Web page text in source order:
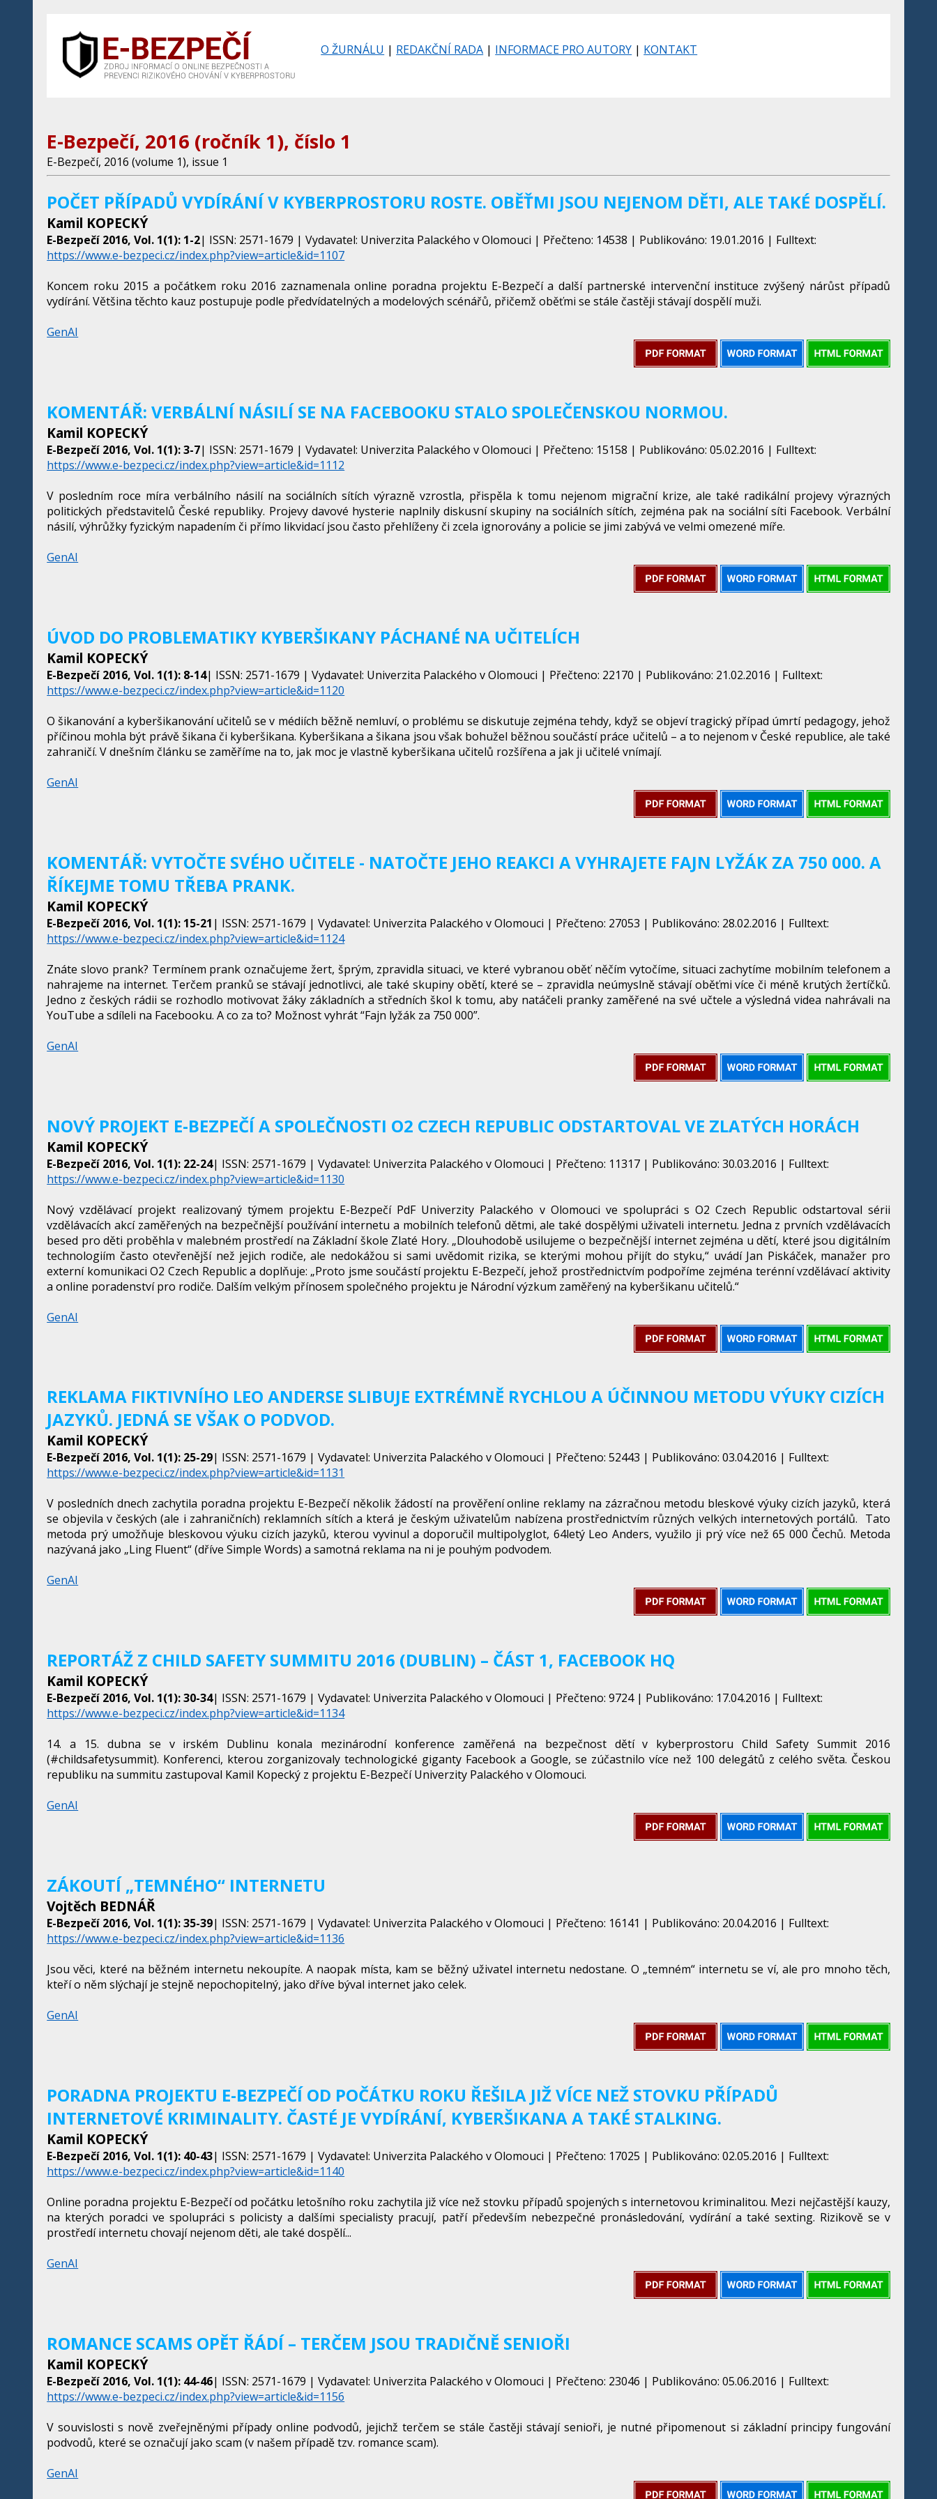
O ŽURNÁLU | REDAKČNÍ RADA | INFORMACE PRO AUTORY | KONTAKT
E-Bezpečí, 2016 (ročník 1), číslo 1
E-Bezpečí, 2016 (volume 1), issue 1
POČET PŘÍPADŮ VYDÍRÁNÍ V KYBERPROSTORU ROSTE. OBĚŤMI JSOU NEJENOM DĚTI, ALE TAKÉ DOSPĚLÍ.
Kamil KOPECKÝ
E-Bezpečí 2016, Vol. 1(1): 1-2| ISSN: 2571-1679 | Vydavatel: Univerzita Palackého v Olomouci | Přečteno: 14538 | Publikováno: 19.01.2016 | Fulltext:
https://www.e-bezpeci.cz/index.php?view=article&id=1107
Koncem roku 2015 a počátkem roku 2016 zaznamenala online poradna projektu E-Bezpečí a další partnerské intervenční instituce zvýšený nárůst případů
vydírání. Většina těchto kauz postupuje podle předvídatelných a modelových scénářů, přičemž oběťmi se stále častěji stávají dospělí muži.
GenAI
KOMENTÁŘ: VERBÁLNÍ NÁSILÍ SE NA FACEBOOKU STALO SPOLEČENSKOU NORMOU.
Kamil KOPECKÝ
E-Bezpečí 2016, Vol. 1(1): 3-7| ISSN: 2571-1679 | Vydavatel: Univerzita Palackého v Olomouci | Přečteno: 15158 | Publikováno: 05.02.2016 | Fulltext:
https://www.e-bezpeci.cz/index.php?view=article&id=1112
V posledním roce míra verbálního násilí na sociálních sítích výrazně vzrostla, přispěla k tomu nejenom migrační krize, ale také radikální projevy výrazných
politických představitelů České republiky. Projevy davové hysterie naplnily diskusní skupiny na sociálních sítích, zejména pak na sociální síti Facebook. Verbální
násilí, výhrůžky fyzickým napadením či přímo likvidací jsou často přehlíženy či zcela ignorovány a policie se jimi zabývá ve velmi omezené míře.
GenAI
ÚVOD DO PROBLEMATIKY KYBERŠIKANY PÁCHANÉ NA UČITELÍCH
Kamil KOPECKÝ
E-Bezpečí 2016, Vol. 1(1): 8-14| ISSN: 2571-1679 | Vydavatel: Univerzita Palackého v Olomouci | Přečteno: 22170 | Publikováno: 21.02.2016 | Fulltext:
https://www.e-bezpeci.cz/index.php?view=article&id=1120
O šikanování a kyberšikanování učitelů se v médiích běžně nemluví, o problému se diskutuje zejména tehdy, když se objeví tragický případ úmrtí pedagogy, jehož
příčinou mohla být právě šikana či kyberšikana. Kyberšikana a šikana jsou však bohužel běžnou součástí práce učitelů – a to nejenom v České republice, ale také
zahraničí. V dnešním článku se zaměříme na to, jak moc je vlastně kyberšikana učitelů rozšířena a jak ji učitelé vnímají.
GenAI
KOMENTÁŘ: VYTOČTE SVÉHO UČITELE - NATOČTE JEHO REAKCI A VYHRAJETE FAJN LYŽÁK ZA 750 000. A
ŘÍKEJME TOMU TŘEBA PRANK.
Kamil KOPECKÝ
E-Bezpečí 2016, Vol. 1(1): 15-21 | ISSN: 2571-1679 | Vydavatel: Univerzita Palackého v Olomouci | Přečteno: 27053 | Publikováno: 28.02.2016 | Fulltext:
https://www.e-bezpeci.cz/index.php?view=article&id=1124
Znáte slovo prank? Termínem prank označujeme žert, šprým, zpravidla situaci, ve které vybranou oběť něčím vytočíme, situaci zachytíme mobilním telefonem a
nahrajeme na internet. Terčem pranků se stávají jednotlivci, ale také skupiny obětí, které se – zpravidla neúmyslně stávají oběťmi více či méně krutých žertíčků.
Jedno z českých rádii se rozhodlo motivovat žáky základních a středních škol k tomu, aby natáčeli pranky zaměřené na své učtele a výsledná videa nahrávali na
YouTube a sdíleli na Facebooku. A co za to? Možnost vyhrát “Fajn lyžák za 750 000”.
GenAI
NOVÝ PROJEKT E-BEZPEČÍ A SPOLEČNOSTI O2 CZECH REPUBLIC ODSTARTOVAL VE ZLATÝCH HORÁCH
Kamil KOPECKÝ
E-Bezpečí 2016, Vol. 1(1): 22-24| ISSN: 2571-1679 | Vydavatel: Univerzita Palackého v Olomouci | Přečteno: 11317 | Publikováno: 30.03.2016 | Fulltext:
https://www.e-bezpeci.cz/index.php?view=article&id=1130
Nový vzdělávací projekt realizovaný týmem projektu E-Bezpečí PdF Univerzity Palackého v Olomouci ve spolupráci s O2 Czech Republic odstartoval sérii
vzdělávacích akcí zaměřených na bezpečnější používání internetu a mobilních telefonů dětmi, ale také dospělými uživateli internetu. Jedna z prvních vzdělávacích
besed pro děti proběhla v malebném prostředí na Základní škole Zlaté Hory. „Dlouhodobě usilujeme o bezpečnější internet zejména u dětí, které jsou digitálním
technologiím často otevřenější než jejich rodiče, ale nedokážou si sami uvědomit rizika, se kterými mohou přijít do styku,“ uvádí Jan Piskáček, manažer pro
externí komunikaci O2 Czech Republic a doplňuje: „Proto jsme součástí projektu E-Bezpečí, jehož prostřednictvím podpoříme zejména terénní vzdělávací aktivity
a online poradenství pro rodiče. Dalším velkým přínosem společného projektu je Národní výzkum zaměřený na kyberšikanu učitelů.“
GenAI
REKLAMA FIKTIVNÍHO LEO ANDERSE SLIBUJE EXTRÉMNĚ RYCHLOU A ÚČINNOU METODU VÝUKY CIZÍCH
JAZYKŮ. JEDNÁ SE VŠAK O PODVOD.
Kamil KOPECKÝ
E-Bezpečí 2016, Vol. 1(1): 25-29| ISSN: 2571-1679 | Vydavatel: Univerzita Palackého v Olomouci | Přečteno: 52443 | Publikováno: 03.04.2016 | Fulltext:
https://www.e-bezpeci.cz/index.php?view=article&id=1131
V posledních dnech zachytila poradna projektu E-Bezpečí několik žádostí na prověření online reklamy na zázračnou metodu bleskové výuky cizích jazyků, která
se objevila v českých (ale i zahraničních) reklamních sítích a která je českým uživatelům nabízena prostřednictvím různých velkých internetových portálů. Tato
metoda prý umožňuje bleskovou výuku cizích jazyků, kterou vyvinul a doporučil multipolyglot, 64letý Leo Anders, využilo ji prý více než 65 000 Čechů. Metoda
nazývaná jako „Ling Fluent“ (dříve Simple Words) a samotná reklama na ni je pouhým podvodem.
GenAI
REPORTÁŽ Z CHILD SAFETY SUMMITU 2016 (DUBLIN) – ČÁST 1, FACEBOOK HQ
Kamil KOPECKÝ
E-Bezpečí 2016, Vol. 1(1): 30-34| ISSN: 2571-1679 | Vydavatel: Univerzita Palackého v Olomouci | Přečteno: 9724 | Publikováno: 17.04.2016 | Fulltext:
https://www.e-bezpeci.cz/index.php?view=article&id=1134
14. a 15. dubna se v irském Dublinu konala mezinárodní konference zaměřená na bezpečnost dětí v kyberprostoru Child Safety Summit 2016
(#childsafetysummit). Konferenci, kterou zorganizovaly technologické giganty Facebook a Google, se zúčastnilo více než 100 delegátů z celého světa. Českou
republiku na summitu zastupoval Kamil Kopecký z projektu E-Bezpečí Univerzity Palackého v Olomouci.
GenAI
ZÁKOUTÍ „TEMNÉHO“ INTERNETU
Vojtěch BEDNÁŘ
E-Bezpečí 2016, Vol. 1(1): 35-39| ISSN: 2571-1679 | Vydavatel: Univerzita Palackého v Olomouci | Přečteno: 16141 | Publikováno: 20.04.2016 | Fulltext:
https://www.e-bezpeci.cz/index.php?view=article&id=1136
Jsou věci, které na běžném internetu nekoupíte. A naopak místa, kam se běžný uživatel internetu nedostane. O „temném“ internetu se ví, ale pro mnoho těch,
kteří o něm slýchají je stejně nepochopitelný, jako dříve býval internet jako celek.
GenAI
PORADNA PROJEKTU E-BEZPEČÍ OD POČÁTKU ROKU ŘEŠILA JIŽ VÍCE NEŽ STOVKU PŘÍPADŮ
INTERNETOVÉ KRIMINALITY. ČASTÉ JE VYDÍRÁNÍ, KYBERŠIKANA A TAKÉ STALKING.
Kamil KOPECKÝ
E-Bezpečí 2016, Vol. 1(1): 40-43| ISSN: 2571-1679 | Vydavatel: Univerzita Palackého v Olomouci | Přečteno: 17025 | Publikováno: 02.05.2016 | Fulltext:
https://www.e-bezpeci.cz/index.php?view=article&id=1140
Online poradna projektu E-Bezpečí od počátku letošního roku zachytila již více než stovku případů spojených s internetovou kriminalitou. Mezi nejčastější kauzy,
na kterých poradci ve spolupráci s policisty a dalšími specialisty pracují, patří především nebezpečné pronásledování, vydírání a také sexting. Rizikově se v
prostředí internetu chovají nejenom děti, ale také dospělí...
GenAI
ROMANCE SCAMS OPĚT ŘÁDÍ – TERČEM JSOU TRADIČNĚ SENIOŘI
Kamil KOPECKÝ
E-Bezpečí 2016, Vol. 1(1): 44-46| ISSN: 2571-1679 | Vydavatel: Univerzita Palackého v Olomouci | Přečteno: 23046 | Publikováno: 05.06.2016 | Fulltext:
https://www.e-bezpeci.cz/index.php?view=article&id=1156
V souvislosti s nově zveřejněnými případy online podvodů, jejichž terčem se stále častěji stávají senioři, je nutné připomenout si základní principy fungování
podvodů, které se označují jako scam (v našem případě tzv. romance scam).
GenAI